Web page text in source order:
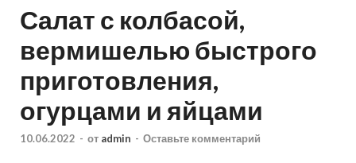
Салат с колбасой,
вермишелью быстрого
приготовления,
огурцами и яйцами
10.06.2022 - от admin - Оставьте комментарий